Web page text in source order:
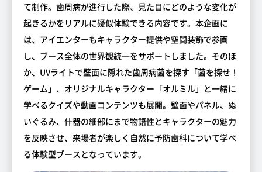
て制作。歯周病が進行した際、見た目にどのような変化が
起きるかをリアルに疑似体験できる内容です。本企画に
は、アイエンターもキャラクター提供や空間装飾で参画
し、ブース全体の世界観統一をサポートしました。そのほ
か、UVライトで壁面に隠れた歯周病菌を探す「菌を探せ！
ゲーム」、オリジナルキャラクター「オルミル」と一緒に
学べるクイズや動画コンテンツも展開。壁面やパネル、ぬ
いぐるみ、什器の細部にまで物語性とキャラクターの魅力
を反映させ、来場者が楽しく自然に予防歯科について学べ
る体験型ブースとなっています。